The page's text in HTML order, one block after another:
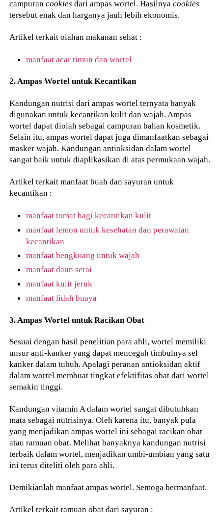
campurancookiesdari ampas wortel. Hasilnyacookies
tersebut enak dan harganya jauh lebih ekonomis.
Artikel terkait olahan makanan sehat :
manfaat acar timun dan wortel
2. Ampas Wortel untuk Kecantikan
Kandungan nutrisi dari ampas wortel ternyata banyak
digunakan untuk kecantikan kulit dan wajah. Ampas
wortel dapat diolah sebagai campuran bahan kosmetik.
Selain itu, ampas wortel dapat juga dimanfaatkan sebagai
masker wajah. Kandungan antioksidan dalam wortel
sangat baik untuk diaplikasikan di atas permukaan wajah.
Artikel terkait manfaat buah dan sayuran untuk
kecantikan :
manfaat tomat bagi kecantikan kulit
manfaat lemon untuk kesehatan dan perawatan
kecantikan
manfaat bengkoang untuk wajah
manfaat daun serai
manfaat kulit jeruk
manfaat lidah buaya
3. Ampas Wortel untuk Racikan Obat
Sesuai dengan hasil penelitian para ahli, wortel memiliki
unsur anti-kanker yang dapat mencegah timbulnya sel
kanker dalam tubuh. Apalagi peranan antioksidan aktif
dalam wortel membuat tingkat efektifitas obat dari wortel
semakin tinggi.
Kandungan vitamin A dalam wortel sangat dibutuhkan
mata sebagai nutrisinya. Oleh karena itu, banyak pula
yang menjadikan ampas wortel ini sebagai racikan obat
atau ramuan obat. Melihat banyaknya kandungan nutrisi
terbaik dalam wortel, menjadikan umbi-umbian yang satu
ini terus diteliti oleh para ahli.
Demikianlah manfaat ampas wortel. Semoga bermanfaat.
Artikel terkait ramuan obat dari sayuran :